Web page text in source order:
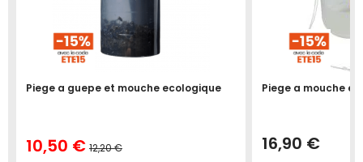
Piege a guepe et mouche ecologique
10,50 € 12,20 €
Piege a mouche
16,90 €